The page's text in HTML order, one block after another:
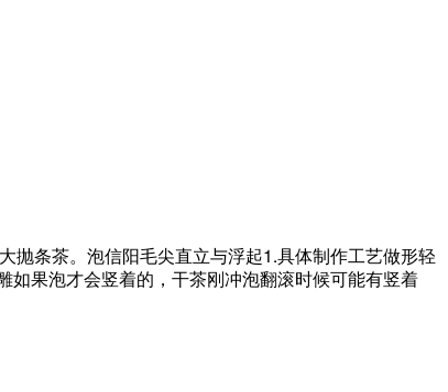
抛条茶。泡信阳毛尖直立与浮起1.具体制作工艺做形轻
如果泡才会竖着的，干茶刚冲泡翻滚时候可能有竖着